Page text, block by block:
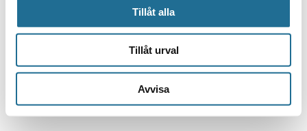
Tillåt alla
Tillåt urval
Avvisa